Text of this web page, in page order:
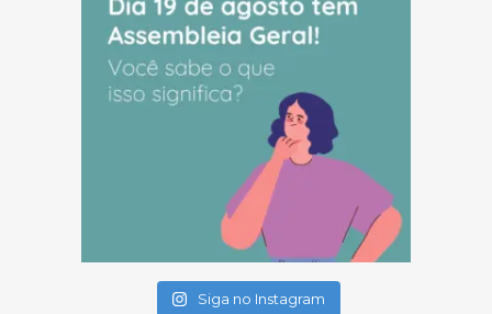
Siga no Instagram